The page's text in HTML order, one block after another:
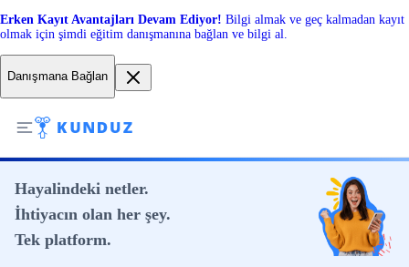
Erken Kayıt Avantajları Devam Ediyor! Bilgi almak ve geç kalmadan kayıt
olmak için şimdi eğitim danışmanına bağlan ve bilgi al.
Danışmana Bağlan
Hayalindeki netler.
İhtiyacın olan her şey.
Tek platform.